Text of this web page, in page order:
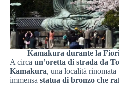
Kamakura durante la
A circa un’oretta di strada da
Kamakura, una località rinomata
immensa statua di bronzo che